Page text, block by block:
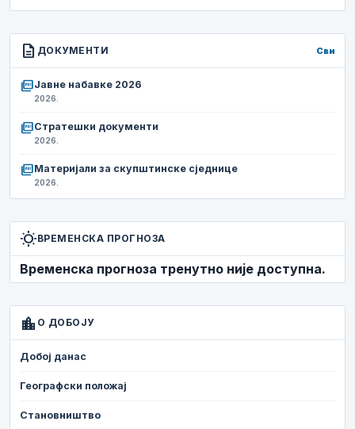
description ДОКУМЕНТИ Сви
picture_as_pdfЈавне набавке 2026
2026.
picture_as_pdfСтратешки документи
2026.
picture_as_pdfМатеријали за скупштинске сједнице
2026.
wb_sunnyВРЕМЕНСКА ПРОГНОЗА
Временска прогноза тренутно није доступна.
location_city О ДОБОЈУ
Добој данас
Географски положај
Становништво